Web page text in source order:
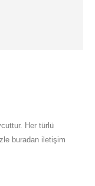
Her türlü
buradan iletişim